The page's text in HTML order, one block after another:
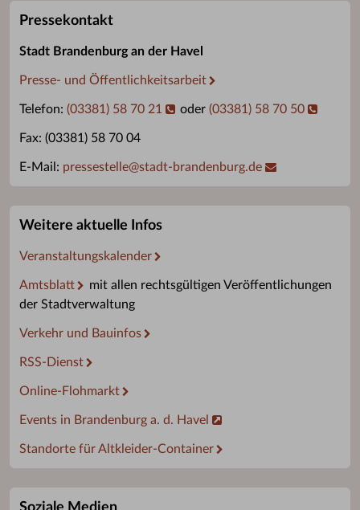
Pressekontakt
Stadt Brandenburg an der Havel
Presse- und Öffentlichkeitsarbeit
Telefon: (03381) 58 70 21 oder (03381) 58 70 50
Fax: (03381) 58 70 04
E-Mail: pressestelle@stadt-brandenburg.de
Weitere aktuelle Infos
Veranstaltungskalender
Amtsblatt
mit allen rechtsgültigen Veröffentlichungen
der Stadtverwaltung
Verkehr und Bauinfos
RSS-Dienst
Online-Flohmarkt
Events in Brandenburg a. d. Havel
Standorte für Altkleider-Container